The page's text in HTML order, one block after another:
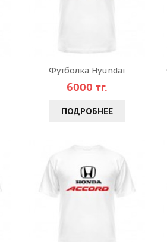
Футболка Hyundai
6000 тг.
ПОДРОБНЕЕ